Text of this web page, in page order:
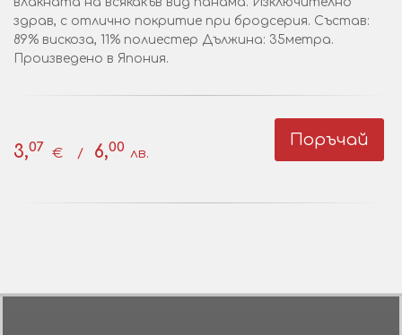
здрав, с отлично покритие при бродсерия. Състав:
89% вискоза, 11% полиестер Дължина: 35метра.
Произведено в Япония.
3,07 € / 6,00 лв.
Поръчай